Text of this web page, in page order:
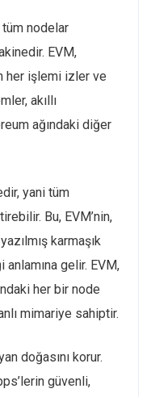
nodelar
EVM,
her işlemi izler ve
akıllı
ağındaki diğer
yani tüm
Bu, EVM’nin,
karmaşık
gelir. EVM,
her bir node
mimariye sahiptir.
doğasını korur.
güvenli,